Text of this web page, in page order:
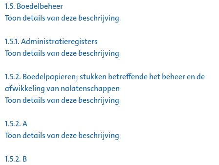
1.5. Boedelbeheer
Toon details van deze beschrijving
1.5.1.Administratieregisters
Toon details van deze beschrijving
1.5.2. Boedelpapieren; stukken betreffende het beheer en de
afwikkeling van nalatenschappen
Toon details van deze beschrijving
1.5.2.A
Toon details van deze beschrijving
1.5.2. B